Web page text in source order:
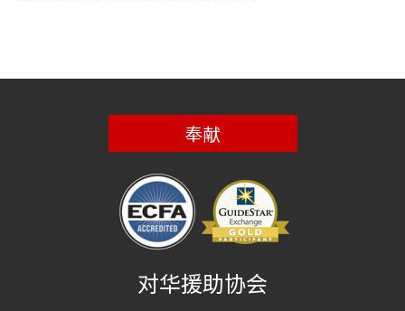
奉献
对华援助协会